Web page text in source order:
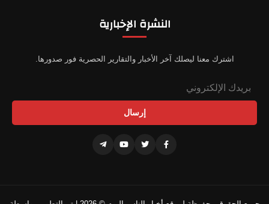
النشرة الإخبارية
اشترك معنا ليصلك آخر الأخبار والتقارير الحصرية فور صدورها.
إرسال